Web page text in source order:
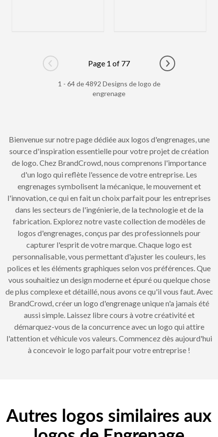
Go to previous page
Page 1 of 77
Go to next
1 - 64 de 4892 Designs de logo de
engrenage
Bienvenue sur notre page dédiée aux logos d'engrenages, une
source d'inspiration essentielle pour votre projet de création
de logo. Chez BrandCrowd, nous comprenons l'importance
d'un logo qui reflète l'essence de votre entreprise. Les
engrenages symbolisent la mécanique, le mouvement et
l'innovation, ce qui en fait un choix parfait pour les entreprises
dans les secteurs de l'ingénierie, de la technologie et de la
fabrication. Explorez notre vaste collection de modèles de
logos d'engrenages, conçus par des professionnels pour
capturer l'esprit de votre marque. Chaque logo est
personnalisable, vous permettant d'ajuster les couleurs, les
polices et les éléments graphiques selon vos préférences. Que
vous souhaitiez un design moderne et épuré ou quelque chose
de plus complexe et détaillé, nous avons ce qu'il vous faut. Avec
BrandCrowd, créer un logo d'engrenage unique n'a jamais été
aussi simple. Laissez libre cours à votre créativité et
démarquez-vous de la concurrence avec un logo qui attire
l'attention et véhicule vos valeurs. Commencez dès aujourd'hui
à concevoir le logo parfait pour votre entreprise !
Autres logos similaires aux